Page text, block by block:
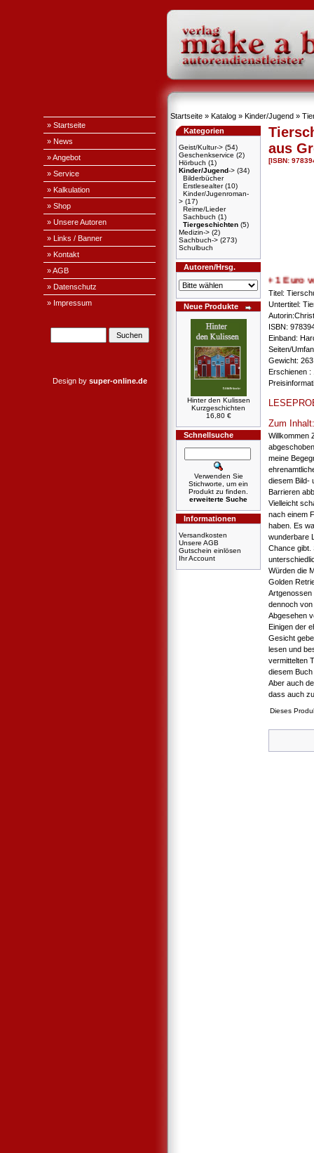
» Startseite
» News
» Angebot
» Service
» Kalkulation
» Shop
» Unsere Autoren
» Links / Banner
» Kontakt
» AGB
» Datenschutz
» Impressum
Design by super-online.de
Startseite » Katalog » Kinder/Jugend »
Kategorien
Geist/Kultur-> (54)
Geschenkservice (2)
Hörbuch (1)
Kinder/Jugend-> (34)
Bilderbücher
Erstlesealter(10)
Kinder/Jugenroman-
> (17)
Reime/Lieder
Sachbuch (1)
Tiergeschichten (5)
Medizin-> (2)
Sachbuch-> (273)
Schulbuch
Autoren/Hrsg.
Neue Produkte
Hinter den Kulissen
Kurzgeschichten
16,80 €
Schnellsuche
Verwenden Sie
Stichworte, um ein
Produkt zu finden.
erweiterte Suche
Informationen
Versandkosten
Unsere AGB
Gutschein einlösen
Ihr Account
aus
[ISBN:
+ + + 1 Euro vom
Titel:
Untertitel:
ISBN:
Einband:
Seiten/
Gewicht:
Erschienen :
Zum Inhalt:
Willkommen
meine
diesem Bild-
Barrieren
Vielleicht
nach einem
haben. Es
wunderbare
Chance gibt.
Würden die
Golden
Artgenossen
dennoch
Abgesehen
Einigen der
Gesicht
lesen und
vermittelten
diesem
Aber auch
dass auch
Dieses